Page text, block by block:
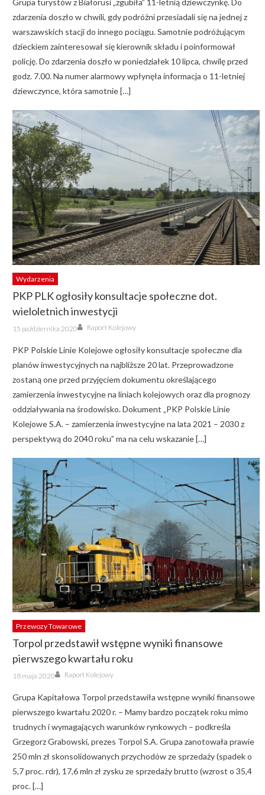
Grupa turystów z Białorusi „zgubiła” 11-letnią dziewczynkę. Do
zdarzenia doszło w chwili, gdy podróżni przesiadali się na jednej z
warszawskich stacji do innego pociągu. Samotnie podróżującym
dzieckiem zainteresował się kierownik składu i poinformował
policję. Do zdarzenia doszło w poniedziałek 10 lipca, chwilę przed
godz. 7.00. Na numer alarmowy wpłynęła informacja o 11-letniej
dziewczynce, która samotnie […]
Wydarzenia
PKP PLK ogłosiły konsultacje społeczne dot.
wieloletnich inwestycji
Posted
on
15 października 2020 Author
Raport Kolejowy
PKP Polskie Linie Kolejowe ogłosiły konsultacje społeczne dla
planów inwestycyjnych na najbliższe 20 lat. Przeprowadzone
zostaną one przed przyjęciem dokumentu określającego
zamierzenia inwestycyjne na liniach kolejowych oraz dla prognozy
oddziaływania na środowisko. Dokument „PKP Polskie Linie
Kolejowe S.A. – zamierzenia inwestycyjne na lata 2021 – 2030 z
perspektywą do 2040 roku” ma na celu wskazanie […]
Przewozy Towarowe
Torpol przedstawił wstępne wyniki finansowe
pierwszego kwartału roku
Posted
on
18 maja 2020 Author
Raport Kolejowy
Grupa Kapitałowa Torpol przedstawiła wstępne wyniki finansowe
pierwszego kwartału 2020 r. – Mamy bardzo początek roku mimo
trudnych i wymagających warunków rynkowych – podkreśla
Grzegorz Grabowski, prezes Torpol S.A. Grupa zanotowała prawie
250 mln zł skonsolidowanych przychodów ze sprzedaży (spadek o
5,7 proc. rdr), 17,6 mln zł zysku ze sprzedaży brutto (wzrost o 35,4
proc. […]